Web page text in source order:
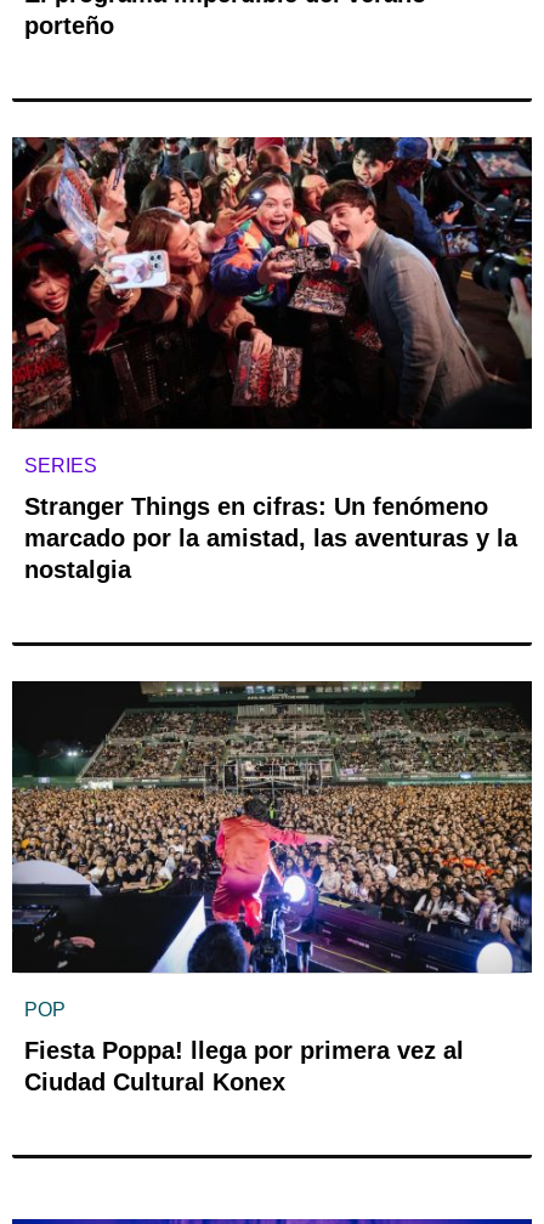
porteño
SERIES
Stranger Things en cifras: Un fenómeno
marcado por la amistad, las aventuras y la
nostalgia
POP
Fiesta Poppa! llega por primera vez al
Ciudad Cultural Konex